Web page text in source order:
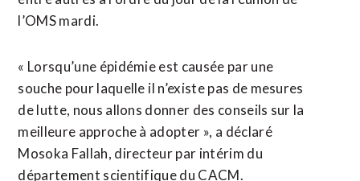
l’OMS mardi.
« Lorsqu’une épidémie est causée par une
souche pour laquelle ⁠il ‌n’existe pas de mesures
de lutte, nous allons donner des conseils sur la
meilleure approche à adopter », a ⁠déclaré
Mosoka Fallah, directeur par intérim du
département scientifique du CACM.